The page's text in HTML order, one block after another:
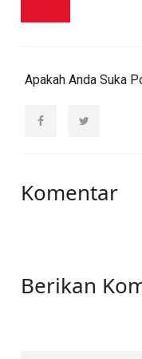
Apakah Anda Suka
Komentar
Berikan